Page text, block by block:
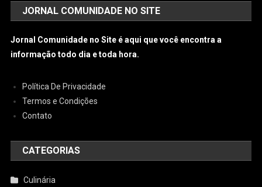
JORNAL COMUNIDADE NO SITE
Jornal Comunidade no Site é aqui que você encontra a
informação todo dia e toda hora.
Política De Privacidade
Termos e Condições
Contato
CATEGORIAS
Culinária